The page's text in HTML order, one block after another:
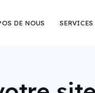
DE NOUS SERVICES